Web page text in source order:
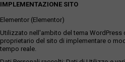
IMPLEMENTAZIONE SITO
Elementor (Elementor)
Utilizzato nell'ambito del tema WordPress
proprietario del sito di implementare o
tempo reale.